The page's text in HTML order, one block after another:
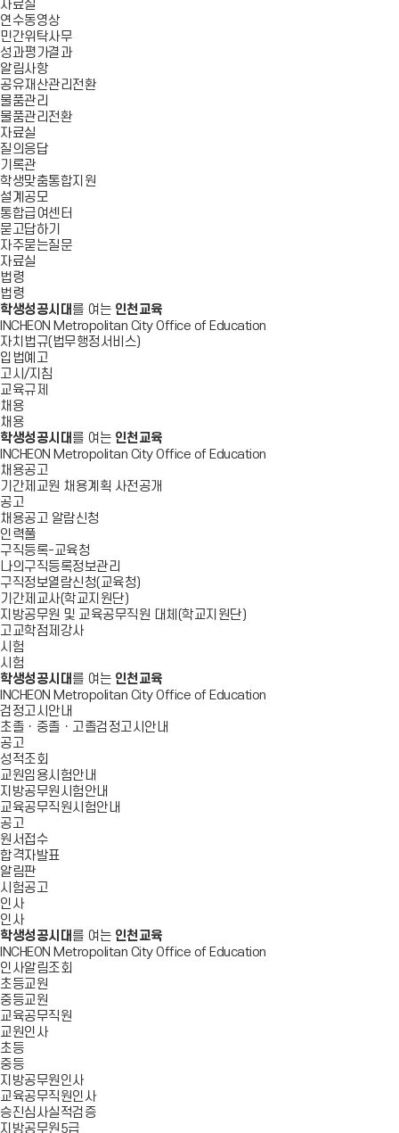
자료실
연수동영상
민간위탁사무
성과평가결과
알림사항
공유재산관리전환
물품관리
물품관리전환
자료실
질의응답
기록관
학생맞춤통합지원
설계공모
통합급여센터
묻고답하기
자주묻는질문
자료실
법령
법령
학생성공시대 를 여는 인천교육
INCHEON Metropolitan City Office of Education
자치법규(법무행정서비스)
입법예고
고시/지침
교육규제
채용
채용
학생성공시대 를 여는 인천교육
INCHEON Metropolitan City Office of Education
채용공고
기간제교원 채용계획 사전공개
공고
채용공고 알람신청
인력풀
구직등록-교육청
나의구직등록정보관리
구직정보열람신청(교육청)
기간제교사(학교지원단)
지방공무원 및 교육공무직원 대체(학교지원단)
고교학점제강사
시험
시험
학생성공시대 를 여는 인천교육
INCHEON Metropolitan City Office of Education
검정고시안내
초졸ㆍ중졸ㆍ고졸검정고시안내
공고
성적조회
교원임용시험안내
지방공무원시험안내
교육공무직원시험안내
공고
원서접수
합격자발표
알림판
시험공고
인사
인사
학생성공시대 를 여는 인천교육
INCHEON Metropolitan City Office of Education
인사알림조회
초등교원
중등교원
교육공무직원
교원인사
초등
중등
지방공무원인사
교육공무직원인사
승진심사실적검증
지방공무원5급